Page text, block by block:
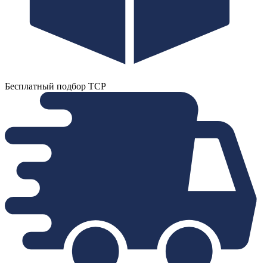
Бесплатный подбор ТСР